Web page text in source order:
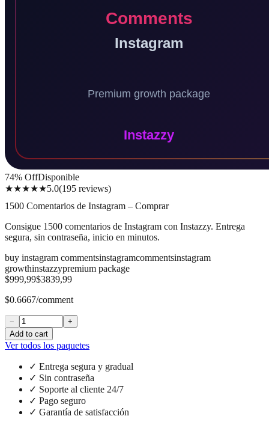
74% OffDisponible
★★★★★5.0(195 reviews)
1500 Comentarios de Instagram – Comprar
Consigue 1500 comentarios de Instagram con Instazzy. Entrega
segura, sin contraseña, inicio en minutos.
buy instagram commentsinstagramcommentsinstagram
growthinstazzypremium package
$999,99$3839,99
$0.6667/comment
−
+
Add to cart
Ver todos los paquetes
✓ Entrega segura y gradual
✓ Sin contraseña
✓ Soporte al cliente 24/7
✓ Pago seguro
✓ Garantía de satisfacción